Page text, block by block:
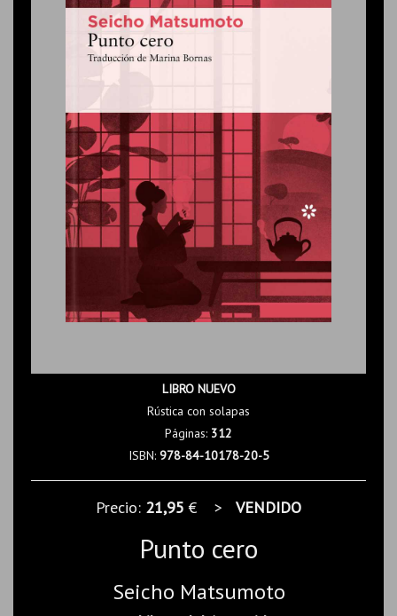
LIBRO NUEVO
Rústica con solapas
Páginas: 312
ISBN: 978-84-10178-20-5
Precio: 21,95 € > VENDIDO
Punto cero
Seicho Matsumoto